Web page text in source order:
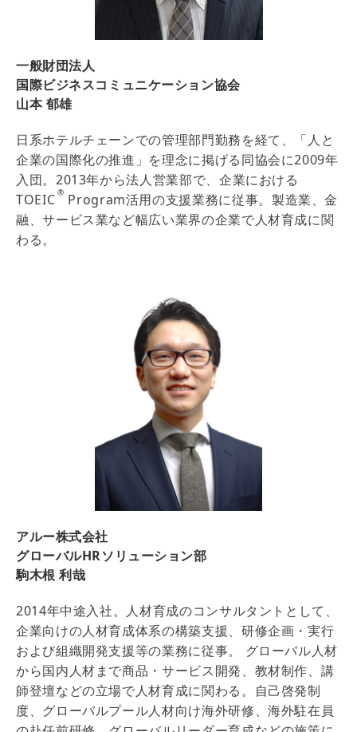
一般財団法人
国際ビジネスコミュニケーション協会
山本 郁雄
日系ホテルチェーンでの管理部門勤務を経て、「人と
企業の国際化の推進」を理念に掲げる同協会に2009年
入団。2013年から法人営業部で、企業における
TOEIC ® Program活用の支援業務に従事。製造業、金
融、サービス業など幅広い業界の企業で人材育成に関
わる。
アルー株式会社
グローバルHRソリューション部
駒木根 利哉
2014年中途入社。人材育成のコンサルタントとして、
企業向けの人材育成体系の構築支援、研修企画・実行
および組織開発支援等の業務に従事。 グローバル人材
から国内人材まで商品・サービス開発、教材制作、講
師登壇などの立場で人材育成に関わる。自己啓発制
度、グローバルプール人材向け海外研修、海外駐在員